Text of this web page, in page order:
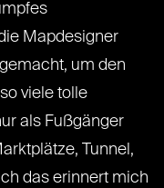
Mapdesigner
um den
viele tolle
als Fußgänger
Tunnel,
das erinnert mich